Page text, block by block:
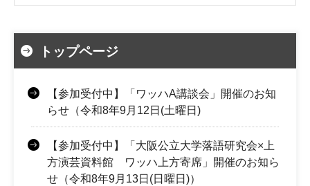
トップページ
【参加受付中】「ワッハA講談会」開催のお知
らせ（令和8年9月12日(土曜日)
【参加受付中】「大阪公立大学落語研究会×上
方演芸資料館 ワッハ上方寄席」開催のお知ら
せ（令和8年9月13日(日曜日)）